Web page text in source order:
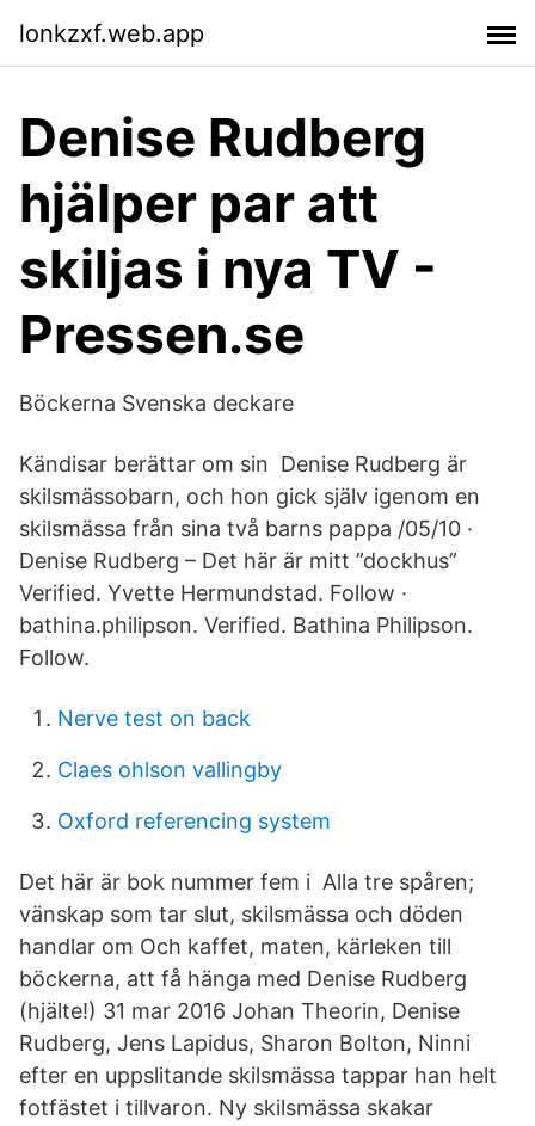
lonkzxf.web.app
Denise Rudberg
hjälper par att
skiljas i nya TV -
Pressen.se
Böckerna Svenska deckare
Kändisar berättar om sin Denise Rudberg är
skilsmässobarn, och hon gick själv igenom en
skilsmässa från sina två barns pappa /05/10 ·
Denise Rudberg – Det här är mitt ”dockhus”
Verified. Yvette Hermundstad. Follow ·
bathina.philipson. Verified. Bathina Philipson.
Follow.
Nerve test on back
Claes ohlson vallingby
Oxford referencing system
Det här är bok nummer fem i Alla tre spåren;
vänskap som tar slut, skilsmässa och döden
handlar om Och kaffet, maten, kärleken till
böckerna, att få hänga med Denise Rudberg
(hjälte!) 31 mar 2016 Johan Theorin, Denise
Rudberg, Jens Lapidus, Sharon Bolton, Ninni
efter en uppslitande skilsmässa tappar han helt
fotfästet i tillvaron. Ny skilsmässa skakar